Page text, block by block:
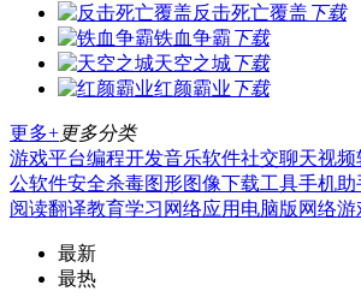
反击死亡覆盖 下载
铁血争霸 下载
天空之城下载
红颜霸业 下载
更多+更多分类
游戏平台编程开发音乐软件社交聊天视频
公软件安全杀毒图形图像下载工具手机助
阅读翻译教育学习 网络应用 电脑版 网络游
最新
最热